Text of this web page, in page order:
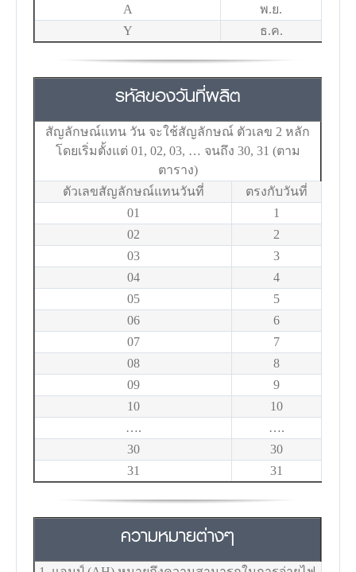
A
พ.ย.
Y
ธ.ค.
รหัสของวันที่ผลิต
สัญลักษณ์แทน วัน จะใช้สัญลักษณ์ ตัวเลข 2 หลัก
โดยเริ่มตั้งแต่ 01, 02, 03, … จนถึง 30, 31 (ตาม
ตาราง)
ตัวเลขสัญลักษณ์แทนวันที่
ตรงกับวันที่
01
1
02
2
03
3
04
4
05
5
06
6
07
7
08
8
09
9
10
10
….
….
30
30
31
31
ความหมายต่างๆ